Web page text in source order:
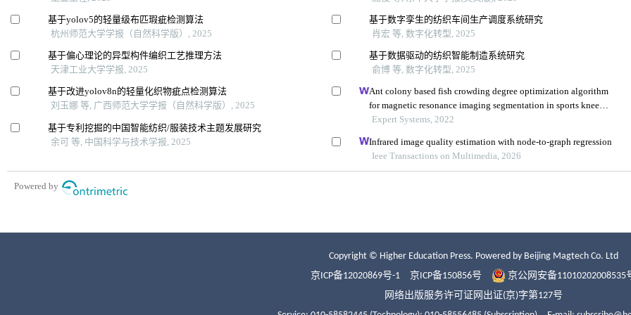
Copyright © Higher Education Press. Powered by Beijing Magtech Co. Ltd
京ICP备12020869号-1
京ICP备150856号
京公网安备11010202008535
网络出版服务许可证网出证(京)字第127号